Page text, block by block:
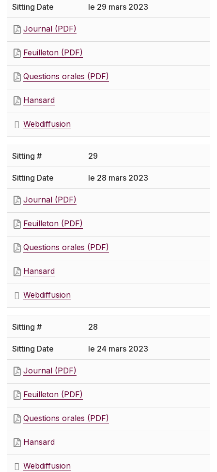
le 29 mars 2023
Journal (PDF)
Feuilleton (PDF)
Questions orales (PDF)
Hansard
Webdiffusion
29
le 28 mars 2023
Journal (PDF)
Feuilleton (PDF)
Questions orales (PDF)
Hansard
Webdiffusion
28
le 24 mars 2023
Journal (PDF)
Feuilleton (PDF)
Questions orales (PDF)
Hansard
Webdiffusion